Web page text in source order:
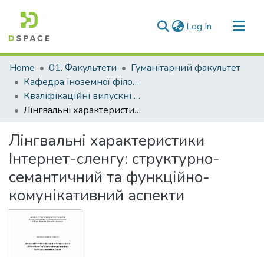
Log In (current)
Communities & Collections
All of DSpace
Statistics
Home 01. Факультети
Гуманітарний факультет
Кафедра іноземної філології та перекладу (Кафедра ІФ та П)
Кваліфікаційні випускні роботи здобувачів вищої освіти кафедри ІФ та П
Лінгвальні характеристики Інтернет-сленгу: структурно-семантичний та функційно-комунікативний аспекти
Лінгвальні характеристики
Інтернет-сленгу: структурно-
семантичний та функційно-
комунікативний аспекти